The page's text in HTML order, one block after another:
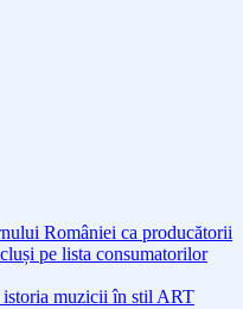
României ca producătorii
pe lista consumatorilor
muzicii în stil ART